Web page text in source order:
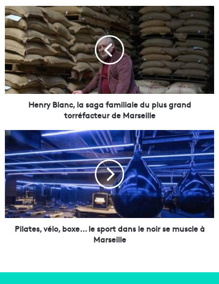
H
e
n
r
y
B
l
a
n
a
a
g
a
f
a
m
i
Henry Blanc, la saga familiale du plus grand
torréfacteur de Marseille
P
l
a
t
e
s
,
v
Pilates, vélo, boxe... le sport dans le noir se muscle à
Marseille